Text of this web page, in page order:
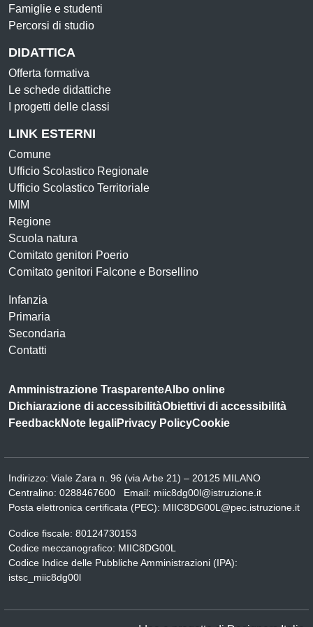
Famiglie e studenti
Percorsi di studio
DIDATTICA
Offerta formativa
Le schede didattiche
I progetti delle classi
LINK ESTERNI
Comune
Ufficio Scolastico Regionale
Ufficio Scolastico Territoriale
MIM
Regione
Scuola natura
Comitato genitori Poerio
Comitato genitori Falcone e Borsellino
Infanzia
Primaria
Secondaria
Contatti
Amministrazione TrasparenteAlbo online
Dichiarazione di accessibilitàObiettivi di accessibilità
FeedbackNote legaliPrivacy PolicyCookie
Indirizzo: Viale Zara n. 96 (via Arbe 21) – 20125 MILANO
Centralino: 0288467600 Email: miic8dg00l@istruzione.it
Posta elettronica certificata (PEC): MIIC8DG00L@pec.istruzione.it
Codice fiscale: 80124730153
Codice meccanografico: MIIC8DG00L
Codice Indice delle Pubbliche Amministrazioni (IPA):
istsc_miic8dg00l